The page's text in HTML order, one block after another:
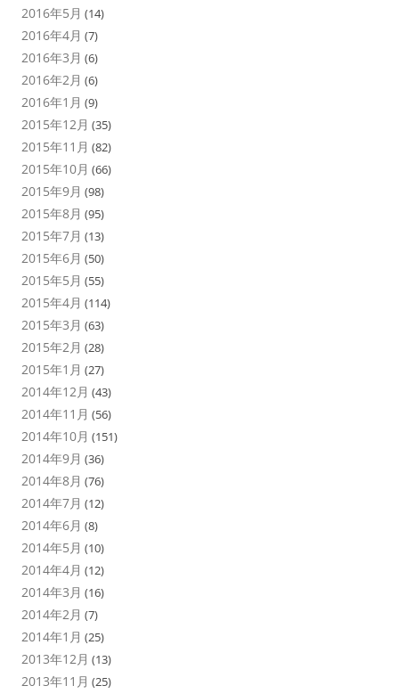
2016年5月 (14)
2016年4月 (7)
2016年3月 (6)
2016年2月 (6)
2016年1月 (9)
2015年12月 (35)
2015年11月 (82)
2015年10月 (66)
2015年9月 (98)
2015年8月 (95)
2015年7月 (13)
2015年6月 (50)
2015年5月 (55)
2015年4月 (114)
2015年3月 (63)
2015年2月 (28)
2015年1月 (27)
2014年12月 (43)
2014年11月 (56)
2014年10月 (151)
2014年9月 (36)
2014年8月 (76)
2014年7月 (12)
2014年6月 (8)
2014年5月 (10)
2014年4月 (12)
2014年3月 (16)
2014年2月 (7)
2014年1月 (25)
2013年12月 (13)
2013年11月 (25)